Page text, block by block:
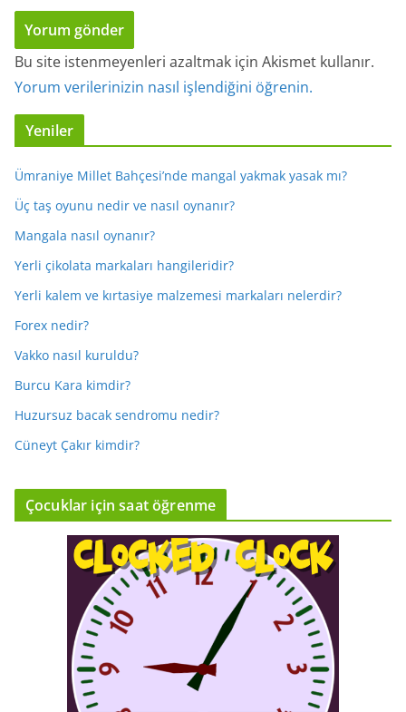
Bu site istenmeyenleri azaltmak için Akismet kullanır.
Yorum verilerinizin nasıl işlendiğini öğrenin.
Yeniler
Ümraniye Millet Bahçesi’nde mangal yakmak yasak mı?
Üç taş oyunu nedir ve nasıl oynanır?
Mangala nasıl oynanır?
Yerli çikolata markaları hangileridir?
Yerli kalem ve kırtasiye malzemesi markaları nelerdir?
Forex nedir?
Vakko nasıl kuruldu?
Burcu Kara kimdir?
Huzursuz bacak sendromu nedir?
Cüneyt Çakır kimdir?
Çocuklar için saat öğrenme